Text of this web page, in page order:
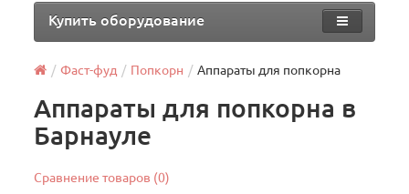
Купить оборудование
Фаст-фуд Попкорн Аппараты для попкорна
Аппараты для попкорна в
Барнауле
Сравнение товаров (0)